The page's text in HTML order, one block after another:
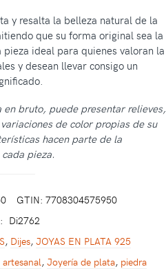
y resalta la belleza natural de la
que su forma original sea la
ideal para quienes valoran la
y desean llevar consigo un
bruto, puede presentar relieves,
de color propias de su
hacen parte de la
pieza.
GTIN: 7708304575950
Di2762
, Dijes, JOYAS EN PLATA 925
artesanal, Joyería de plata, piedra